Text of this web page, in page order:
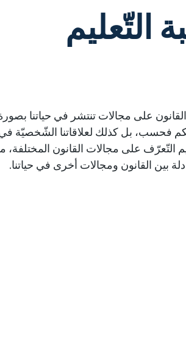
التّعليم
على مجالات تنتشر في حياتنا
فحسب، بل كذلك لعلاقاتنا الشّخصيّة
التّعرّف على مجالات القانون المختلفة،
بين القانون ومجالات أخرى في حياتنا.